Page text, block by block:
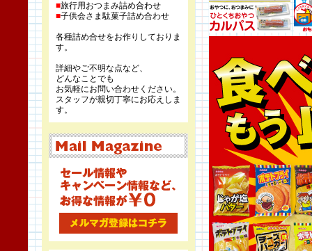
■旅行用おつまみ詰め合わせ
■子供会さま駄菓子詰め合わせ
各種詰め合せをお作りしておりま
す。
詳細やご不明な点など、
どんなことでも
お気軽にお問い合わせください。
スタッフが親切丁寧にお応えしま
す。